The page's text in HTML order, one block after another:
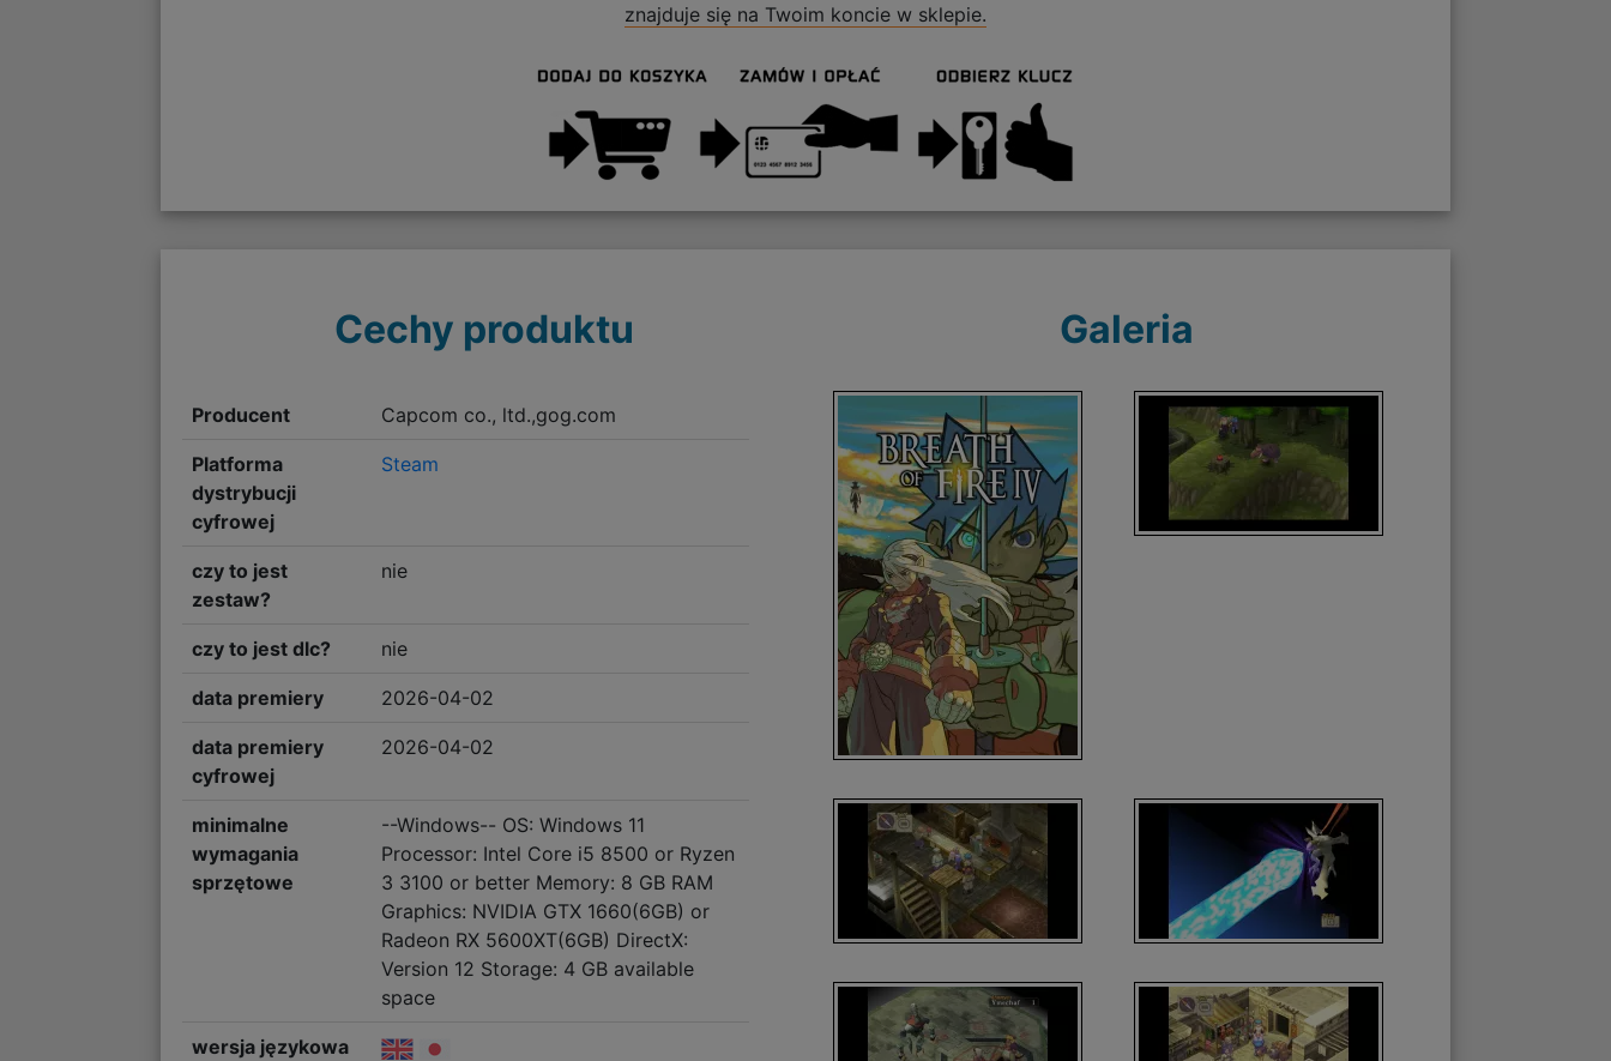
znajduje się na Twoim koncie w sklepie.
Cechy produktu
Producent Capcom co., ltd.,gog.com
Platforma
dystrybucji
cyfrowej
Steam
czy to jest
zestaw?
nie
czy to jest dlc? nie
data premiery 2026-04-02
data premiery
cyfrowej
2026-04-02
minimalne
wymagania
sprzętowe
--Windows-- OS: Windows 11
Processor: Intel Core i5 8500 or Ryzen
3 3100 or better Memory: 8 GB RAM
Graphics: NVIDIA GTX 1660(6GB) or
Radeon RX 5600XT(6GB) DirectX:
Version 12 Storage: 4 GB available
space
wersja językowa
Galeria